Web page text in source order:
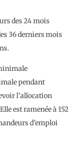
des 24 mois
36 derniers mois
pendant
l’allocation
est ramenée à 152
d’emploi